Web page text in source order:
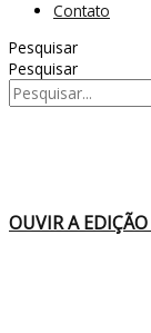
Contato
Pesquisar
Pesquisar
OUVIR A